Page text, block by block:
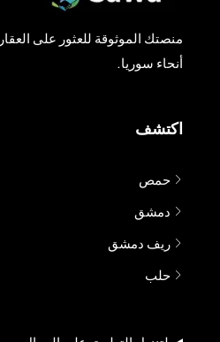
منصتك الموثوقة للعثور على
أنحاء سوريا.
اكتشف
حمص
دمشق
ريف دمشق
حلب